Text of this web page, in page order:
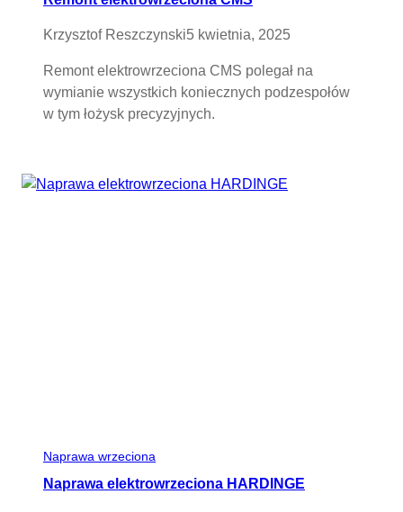
Krzysztof Reszczynski5 kwietnia, 2025
Remont elektrowrzeciona CMS polegał na
wymianie wszystkich koniecznych podzespołów
w tym łożysk precyzyjnych.
Naprawa wrzeciona
Naprawa elektrowrzeciona HARDINGE